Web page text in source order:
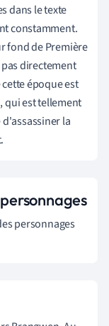
dans le texte
constamment.
fond de Première
directement
époque est
qui est tellement
la
personnages